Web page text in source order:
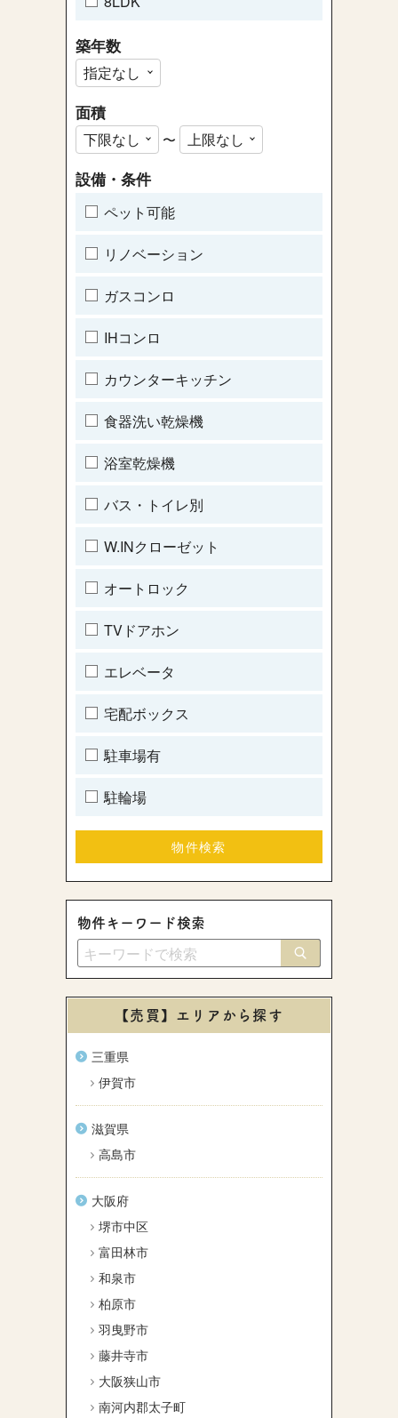
築年数
面積
〜
設備・条件
ペット可能
リノベーション
ガスコンロ
IHコンロ
カウンターキッチン
食器洗い乾燥機
浴室乾燥機
バス・トイレ別
W.INクローゼット
オートロック
TVドアホン
エレベータ
宅配ボックス
駐車場有
駐輪場
物件キーワード検索
【売買】エリアから探す
三重県
伊賀市
滋賀県
高島市
大阪府
堺市中区
富田林市
和泉市
柏原市
羽曳野市
藤井寺市
大阪狭山市
南河内郡太子町